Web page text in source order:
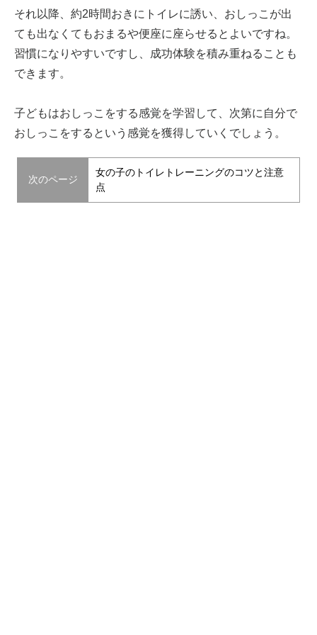
それ以降、約2時間おきにトイレに誘い、おしっこが出
ても出なくてもおまるや便座に座らせるとよいですね。
習慣になりやすいですし、成功体験を積み重ねることも
できます。
子どもはおしっこをする感覚を学習して、次第に自分で
おしっこをするという感覚を獲得していくでしょう。
次のページ
女の子のトイレトレーニングのコツと注意
点